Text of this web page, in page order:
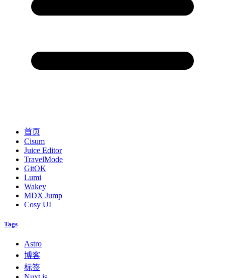
首页
Cisum
Juice Editor
TravelMode
GitOK
Lumi
Wakey
MDX Jump
Cosy UI
Tags
Astro
博客
标签